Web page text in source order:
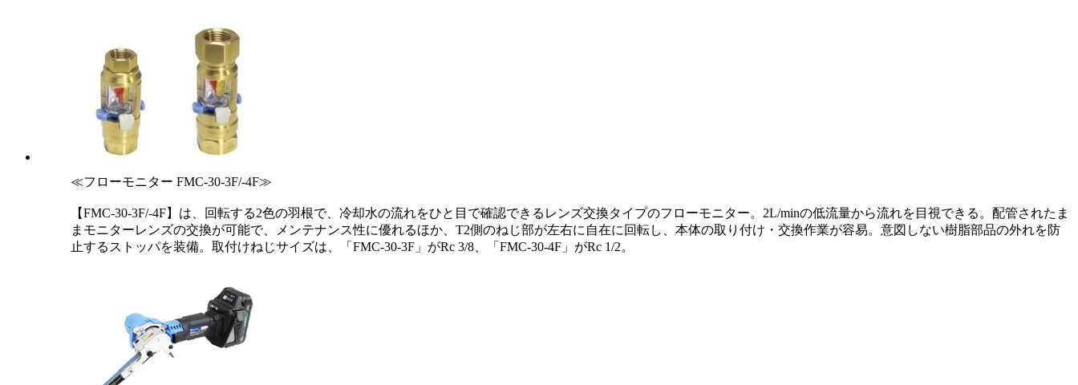
≪フローモニター FMC-30-3F/-4F≫
【FMC-30-3F/-4F】は、回転する2色の羽根で、冷却水の流れをひと目で確認できるレンズ交換タイプのフローモニター。2L/minの低流量から流れを目視できる。配管されたま
まモニターレンズの交換が可能で、メンテナンス性に優れるほか、T2側のねじ部が左右に自在に回転し、本体の取り付け・交換作業が容易。意図しない樹脂部品の外れを防
止するストッパを装備。取付けねじサイズは、「FMC-30-3F」がRc 3/8、「FMC-30-4F」がRc 1/2。